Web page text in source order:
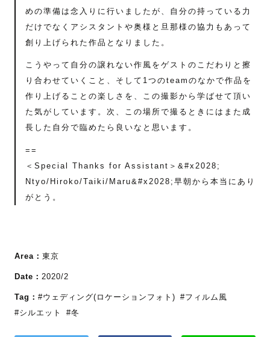
めの準備は念入りに行いましたが、自分の持っている力
だけでなくアシスタントや奥様と旦那様の協力もあって
創り上げられた作品となりました。
こうやって自分の譲れない作風をゲストのこだわりと擦
り合わせていくこと、そして1つのteamのなかで作品を
作り上げることの楽しさを、この撮影から学ばせて頂い
た気がしています。次、この場所で撮るときにはまた成
長した自分で臨めたら良いなと思います。
==
＜Special Thanks for Assistant＞&#x2028;
Ntyo/Hiroko/Taiki/Maru&#x2028;早朝から本当にあり
がとう。
Area： 東京
Date： 2020/2
Tag： #ウェディング(ロケーションフォト) #フィルム風
#シルエット
#冬